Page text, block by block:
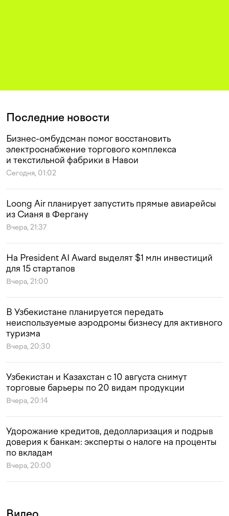
Последние новости
Бизнес-омбудсман помог восстановить
электроснабжение торгового комплекса
и текстильной фабрики в Навои
Сегодня, 01:02
Loong Air планирует запустить прямые авиарейсы
из Сианя в Фергану
Вчера, 21:37
На President AI Award выделят $1 млн инвестиций
для 15 стартапов
Вчера, 21:00
В Узбекистане планируется передать
неиспользуемые аэродромы бизнесу для активного
туризма
Вчера, 20:30
Узбекистан и Казахстан с 10 августа снимут
торговые барьеры по 20 видам продукции
Вчера, 20:14
Удорожание кредитов, дедолларизация и подрыв
доверия к банкам: эксперты о налоге на проценты
по вкладам
Вчера, 20:00